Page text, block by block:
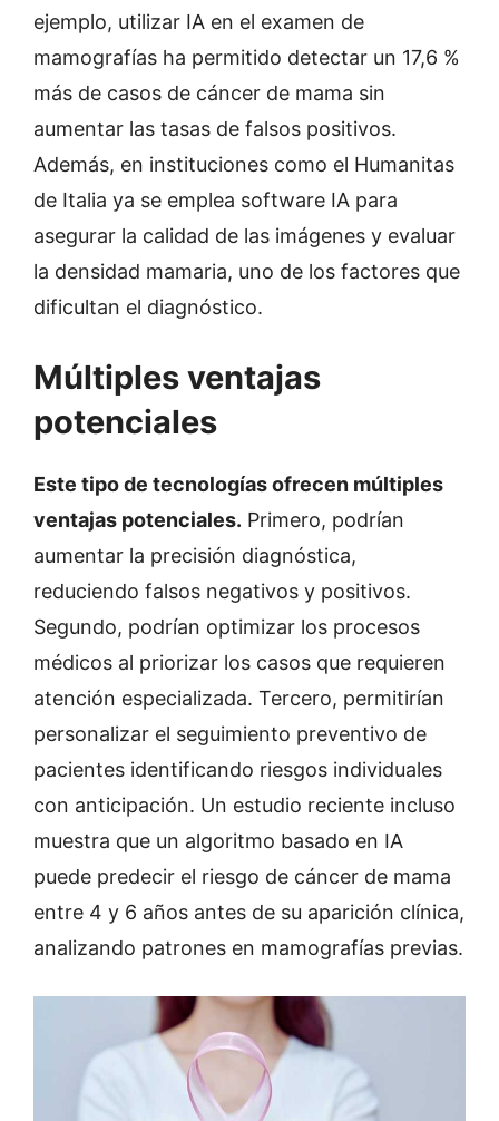
ejemplo, utilizar IA en el examen de
mamografías ha permitido detectar un 17,6 %
más de casos de cáncer de mama sin
aumentar las tasas de falsos positivos.
Además, en instituciones como el Humanitas
de Italia ya se emplea software IA para
asegurar la calidad de las imágenes y evaluar
la densidad mamaria, uno de los factores que
dificultan el diagnóstico.
Múltiples ventajas
potenciales
Este tipo de tecnologías ofrecen múltiples
ventajas potenciales. Primero, podrían
aumentar la precisión diagnóstica,
reduciendo falsos negativos y positivos.
Segundo, podrían optimizar los procesos
médicos al priorizar los casos que requieren
atención especializada. Tercero, permitirían
personalizar el seguimiento preventivo de
pacientes identificando riesgos individuales
con anticipación. Un estudio reciente incluso
muestra que un algoritmo basado en IA
puede predecir el riesgo de cáncer de mama
entre 4 y 6 años antes de su aparición clínica,
analizando patrones en mamografías previas.